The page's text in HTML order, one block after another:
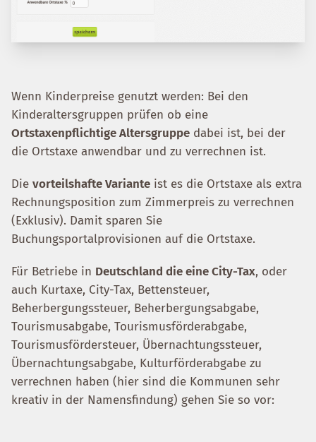
Wenn Kinderpreise genutzt werden: Bei den
Kinderaltersgruppen prüfen ob eine
Ortstaxenpflichtige Altersgruppe dabei ist, bei der
die Ortstaxe anwendbar und zu verrechnen ist.
Die vorteilshafte Variante ist es die Ortstaxe als extra
Rechnungsposition zum Zimmerpreis zu verrechnen
(Exklusiv). Damit sparen Sie
Buchungsportalprovisionen auf die Ortstaxe.
Für Betriebe in Deutschland die eine City-Tax, oder
auch Kurtaxe, City-Tax, Bettensteuer,
Beherbergungssteuer, Beherbergungsabgabe,
Tourismusabgabe, Tourismusförderabgabe,
Tourismusfördersteuer, Übernachtungssteuer,
Übernachtungsabgabe, Kulturförderabgabe zu
verrechnen haben (hier sind die Kommunen sehr
kreativ in der Namensfindung) gehen Sie so vor: